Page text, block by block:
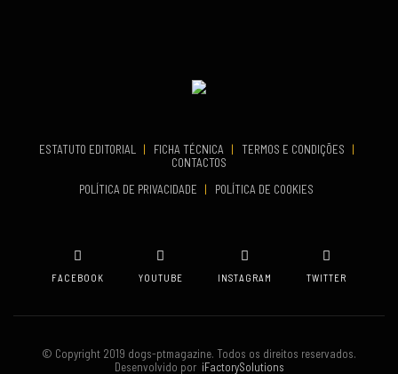
ESTATUTO EDITORIAL | FICHA TÉCNICA | TERMOS E CONDIÇÕES
|
CONTACTOS
POLÍTICA DE PRIVACIDADE
| POLÍTICA DE COOKIES
FACEBOOK YOUTUBE INSTAGRAM TWITTER
© Copyright 2019 dogs-ptmagazine. Todos os direitos reservados.
Desenvolvido poriFactorySolutions